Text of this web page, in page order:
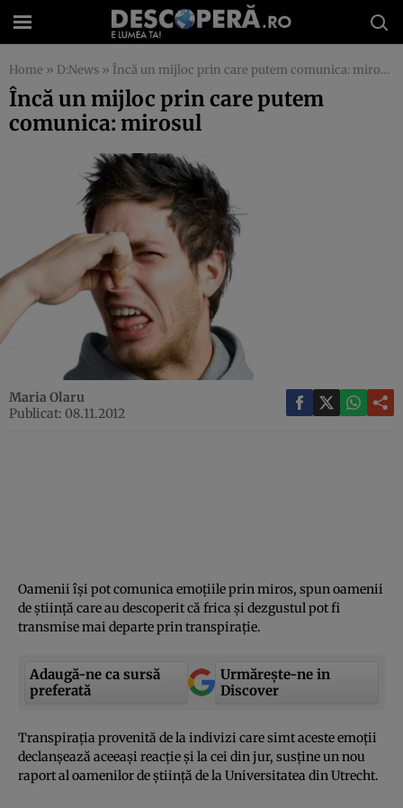
Home » D:News » Încă un mijloc prin care putem comunica: mirosul
Încă un mijloc prin care putem
comunica: mirosul
Maria Olaru
Publicat: 08.11.2012
Oamenii îşi pot comunica emoţiile prin miros, spun oamenii
de ştiinţă care au descoperit că frica şi dezgustul pot fi
transmise mai departe prin transpiraţie.
Adaugă-ne ca sursă
preferată
Urmărește-ne in
Discover
Transpiraţia provenită de la indivizi care simt aceste emoţii
declanşează aceeaşi reacţie şi la cei din jur, susţine un nou
raport al oamenilor de ştiinţă de la Universitatea din Utrecht.